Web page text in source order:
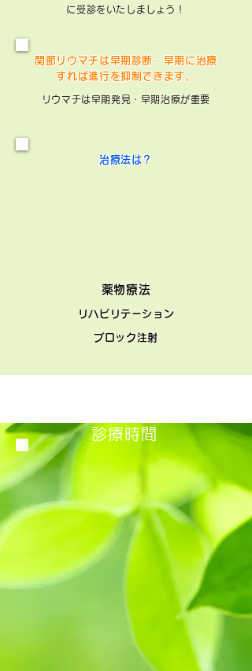
に受診をいたしましょう！
関節リウマチは早期診断・早期に治療
すれば進行を抑制できます。
リウマチは早期発見・早期治療が重要
治療法は？
薬物療法
リハビリテーション
ブロック注射
診療時間